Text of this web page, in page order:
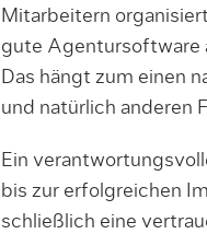
Mitarbeitern
gute Agentursoftware
Das hängt zum einen
und natürlich anderen
Ein
bis zur erfolgreichen
schließlich eine